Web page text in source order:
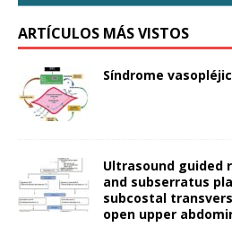
ARTÍCULOS MÁS VISTOS
Síndrome
Ultrasound guided
and subserratus
subcostal
open upper